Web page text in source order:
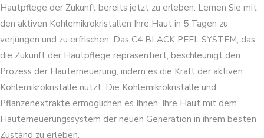
Hautpflege der Zukunft bereits jetzt zu erleben. Lernen Sie mit
den aktiven Kohlemikrokristallen Ihre Haut in 5 Tagen zu
verjüngen und zu erfrischen. Das C4 BLACK PEEL SYSTEM, das
die Zukunft der Hautpflege repräsentiert, beschleunigt den
Prozess der Hauterneuerung, indem es die Kraft der aktiven
Kohlemikrokristalle nutzt. Die Kohlemikrokristalle und
Pflanzenextrakte ermöglichen es Ihnen, Ihre Haut mit dem
Hauterneuerungssystem der neuen Generation in ihrem besten
Zustand zu erleben.